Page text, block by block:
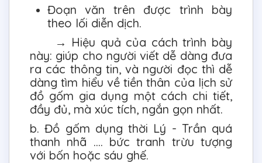
Đoạn văn trên được trình bày
theo lối diễn dịch.
→ Hiệu quả của cách trình bày
này: giúp cho người viết dễ dàng đưa
ra các thông tin, và người đọc thì dễ
dàng tìm hiểu về tiền thân của lịch sử
đồ gốm gia dụng một cách chi tiết,
đầy đủ, mà xúc tích, ngắn gọn nhất.
b. Đồ gốm dụng thời Lý - Trần quá
thanh nhã .... bức tranh trừu tượng
với bốn hoặc sáu ghế.